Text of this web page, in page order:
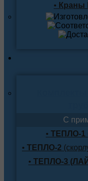
• Краны
С
• ТЕПЛО-1
• ТЕПЛО-2
• ТЕПЛО-3